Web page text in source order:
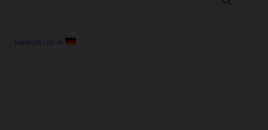
HÄNDLER LOG-IN